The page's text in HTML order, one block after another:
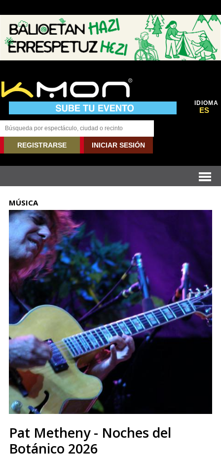
IDIOMA
ES
REGISTRARSE INICIAR SESIÓN
MÚSICA
Pat Metheny - Noches del
Botánico 2026